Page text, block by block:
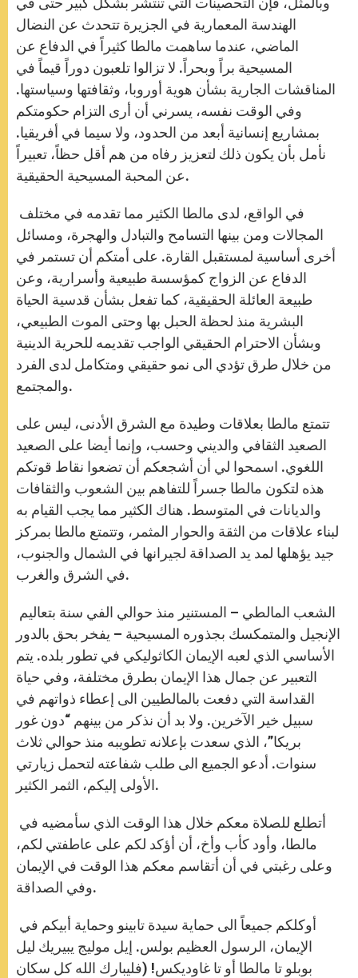
الهندسة المعمارية في الجزيرة تتحدث عن النضال
الماضي، عندما ساهمت مالطا كثيراً في الدفاع عن
المسيحية براً وبحراً. لا تزالوا تلعبون دوراً قيماً في
المناقشات الجارية بشأن هوية أوروبا، وثقافتها وسياستها.
وفي الوقت نفسه، يسرني أن أرى التزام حكومتكم
بمشاريع إنسانية أبعد من الحدود، ولا سيما في أفريقيا.
نأمل بأن يكون ذلك لتعزيز رفاه من هم أقل حظاً، تعبيراً
عن المحبة المسيحية الحقيقية.
المجالات ومن بينها التسامح والتبادل والهجرة، ومسائل
أخرى أساسية لمستقبل القارة. على أمتكم أن تستمر في
الدفاع عن الزواج كمؤسسة طبيعية وأسرارية، وعن
طبيعة العائلة الحقيقية، كما تفعل بشأن قدسية الحياة
البشرية منذ لحظة الحبل بها وحتى الموت الطبيعي،
وبشأن الاحترام الحقيقي الواجب تقديمه للحرية الدينية
من خلال طرق تؤدي الى نمو حقيقي ومتكامل لدى الفرد
والمجتمع.
تتمتع مالطا بعلاقات وطيدة مع الشرق الأدنى، ليس على
الصعيد الثقافي والديني وحسب، وإنما أيضا على الصعيد
اللغوي. اسمحوا لي أن أشجعكم أن تضعوا نقاط قوتكم
هذه لتكون مالطا جسراً للتفاهم بين الشعوب والثقافات
والديانات في المتوسط. هناك الكثير مما يجب القيام به
لبناء علاقات من الثقة والحوار المثمر، وتتمتع مالطا بمركز
جيد يؤهلها لمد يد الصداقة لجيرانها في الشمال والجنوب،
في الشرق والغرب.
الإنجيل والمتمكسك بجذوره المسيحية – يفخر بحق بالدور
الأساسي الذي لعبه الإيمان الكاثوليكي في تطور بلده. يتم
التعبير عن جمال هذا الإيمان بطرق مختلفة، وفي حياة
القداسة التي دفعت بالمالطيين الى إعطاء ذواتهم في
سبيل خير الآخرين. ولا بد أن نذكر من بينهم “دون غور
بريكا”، الذي سعدت بإعلانه تطويبه منذ حوالي ثلاث
سنوات. أدعو الجميع الى طلب شفاعته لتحمل زيارتي
الأولى إليكم، الثمر الكثير.
مالطا، وأود كأب وأخ، أن أؤكد لكم على عاطفتي لكم،
وعلى رغبتي في أن أتقاسم معكم هذا الوقت في الإيمان
وفي الصداقة.
الإيمان، الرسول العظيم بولس. إيل موليج يبيريك ليل
بوبلو تا مالطا أو تا غاوديكس! (فليبارك الله كل سكان